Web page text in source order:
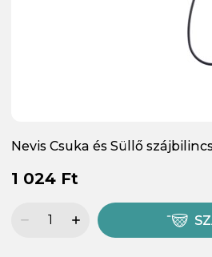
Nevis Csuka és Süllő
1 024 Ft